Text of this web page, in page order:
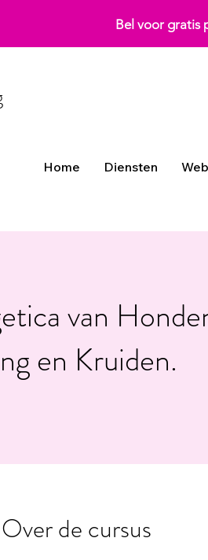
Bel voor gratis
Home Diensten
van
en Kruiden.
Over de cursus